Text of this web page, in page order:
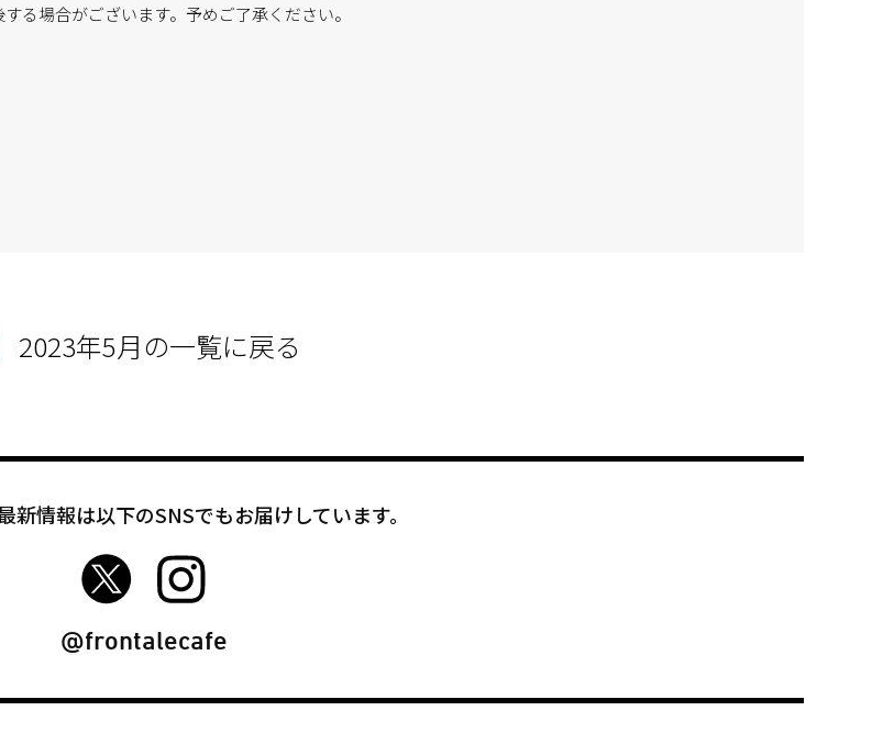
る場合がございます。予めご了承ください。
2023年5月の一覧に戻る
新情報は以下のSNSでもお届けしています。
FRO-CAFE Twitter
@frontalecafe